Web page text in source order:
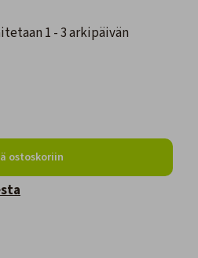
1 - 3 arkipäivän
ostoskoriin